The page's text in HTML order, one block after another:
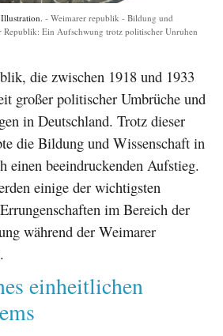
Weimarer republik - Bildung und
Republik: Ein Aufschwung trotz politischer Unruhen
die zwischen 1918 und 1933
großer politischer Umbrüche und
in Deutschland. Trotz dieser
die Bildung und Wissenschaft in
einen beeindruckenden Aufstieg.
einige der wichtigsten
im Bereich der
während der Weimarer
einheitlichen